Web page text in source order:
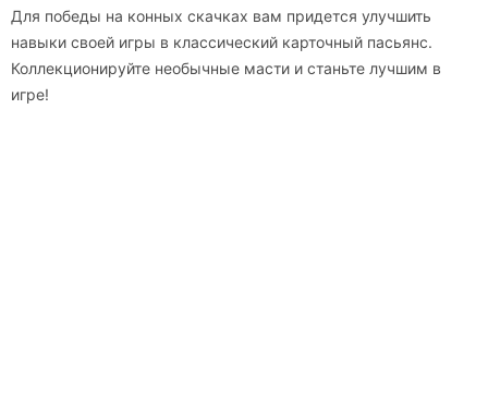
Для победы на конных скачках вам придется улучшить
навыки своей игры в классический карточный пасьянс.
Коллекционируйте необычные масти и станьте лучшим в
игре!